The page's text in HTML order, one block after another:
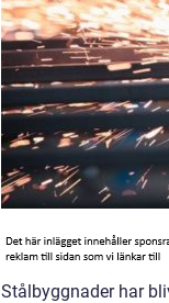
Stålbyggnader har